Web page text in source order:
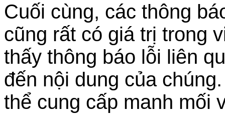
Cuối cùng, các thông
cũng rất có giá trị trong
thấy thông báo lỗi liên
đến nội dung của
thể cung cấp manh mối